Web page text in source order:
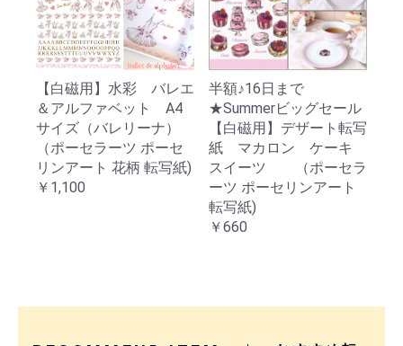
【白磁用】水彩 バレエ
＆アルファベット A4
サイズ（バレリーナ）
（ポーセラーツ ポーセ
リンアート 花柄 転写紙)
￥1,100
半額♪16日まで
★Summerビッグセール
【白磁用】デザート転写
紙 マカロン ケーキ
スイーツ （ポーセラ
ーツ ポーセリンアート
転写紙)
￥660